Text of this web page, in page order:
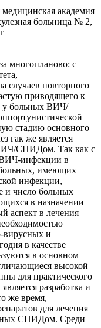
медицинская академия
больница № 2,
многопланово: с
случаев повторного
приводящего к
у больных ВИЧ/
стадию основного
гак же является
СПИДом. Так как с
ВИЧ-инфекции в
больных, имеющих
инфекции,
и число больных
в назначении
аспект в лечения
вирусных и
в качестве
в основном
высокой
для практического
разработка и
же время,
для лечения
СПИДом. Среди